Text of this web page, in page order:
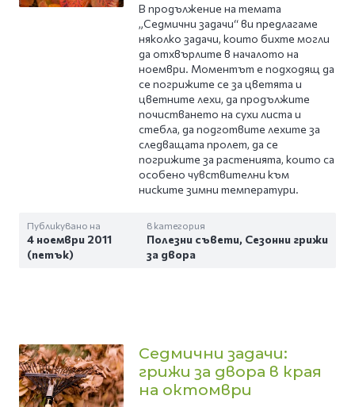
В продължение на темата
„Седмични задачи“ ви предлагаме
няколко задачи, които бихте могли
да отхвърлите в началото на
ноември. Моментът е подходящ да
се погрижите се за цветята и
цветните лехи, да продължите
почистването на сухи листа и
стебла, да подготвите лехите за
следващата пролет, да се
погрижите за растенията, които са
особено чувствителни към
ниските зимни температури.
Публикувано на
4 ноември 2011
(петък)
в категория
Полезни съвети, Сезонни грижи
за двора
Седмични задачи:
грижи за двора в края
на октомври